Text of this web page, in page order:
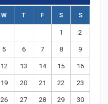
W T F S S
1 2
5 6 7 8 9
12 13 14 15 16
19 20 21 22 23
26 27 28 29 30